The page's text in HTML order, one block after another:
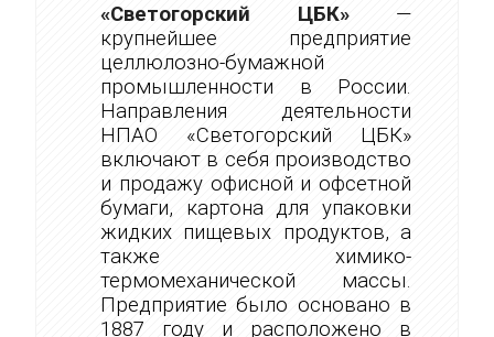
«Светогорский ЦБК»—
крупнейшее предприятие
целлюлозно-бумажной
промышленности в России.
Направления деятельности
НПАО «Светогорский ЦБК»
включают в себя производство
и продажу офисной и офсетной
бумаги, картона для упаковки
жидких пищевых продуктов, а
также химико-
термомеханической массы.
Предприятие было основано в
1887 году и расположено в